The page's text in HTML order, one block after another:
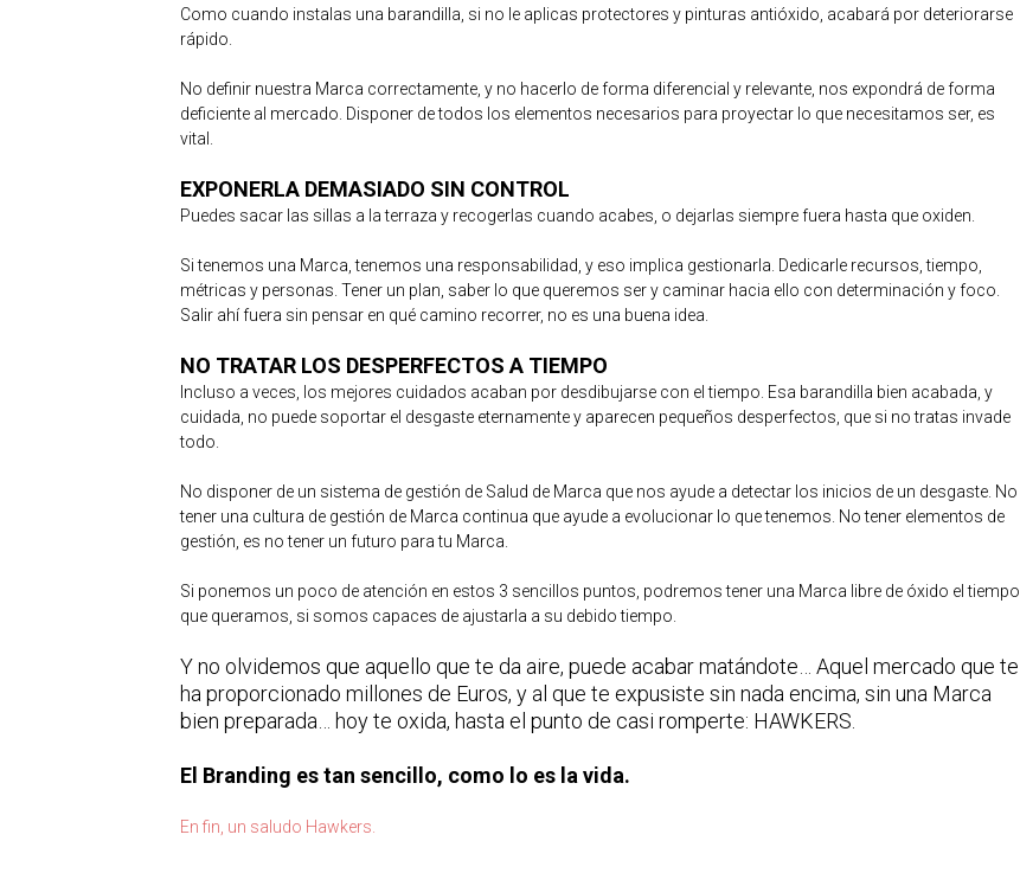
Como cuando instalas una barandilla, si no le aplicas protectores y pinturas antióxido, acabará por deteriorarse
rápido.
No definir nuestra Marca correctamente, y no hacerlo de forma diferencial y relevante, nos expondrá de forma
deficiente al mercado. Disponer de todos los elementos necesarios para proyectar lo que necesitamos ser, es
vital.
EXPONERLA DEMASIADO SIN CONTROL
Puedes sacar las sillas a la terraza y recogerlas cuando acabes, o dejarlas siempre fuera hasta que oxiden.
Si tenemos una Marca, tenemos una responsabilidad, y eso implica gestionarla. Dedicarle recursos, tiempo,
métricas y personas. Tener un plan, saber lo que queremos ser y caminar hacia ello con determinación y foco.
Salir ahí fuera sin pensar en qué camino recorrer, no es una buena idea.
NO TRATAR LOS DESPERFECTOS A TIEMPO
Incluso a veces, los mejores cuidados acaban por desdibujarse con el tiempo. Esa barandilla bien acabada, y
cuidada, no puede soportar el desgaste eternamente y aparecen pequeños desperfectos, que si no tratas invade
todo.
No disponer de un sistema de gestión de Salud de Marca que nos ayude a detectar los inicios de un desgaste. No
tener una cultura de gestión de Marca continua que ayude a evolucionar lo que tenemos. No tener elementos de
gestión, es no tener un futuro para tu Marca.
Si ponemos un poco de atención en estos 3 sencillos puntos, podremos tener una Marca libre de óxido el tiempo
que queramos, si somos capaces de ajustarla a su debido tiempo.
Y no olvidemos que aquello que te da aire, puede acabar matándote… Aquel mercado que te
ha proporcionado millones de Euros, y al que te expusiste sin nada encima, sin una Marca
bien preparada… hoy te oxida, hasta el punto de casi romperte: HAWKERS.
El Branding es tan sencillo, como lo es la vida.
En fin, un saludo Hawkers.